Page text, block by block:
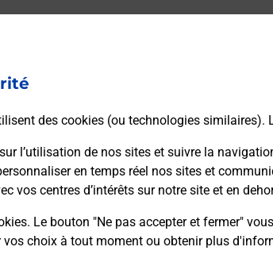
des cookies (ou technologies similaires).
l’utilisation de nos sites et suivre la
en temps réel nos sites et
vos centres d’intérêts sur notre site et en
Le bouton "Ne pas accepter et fermer"
choix à tout moment ou obtenir plus